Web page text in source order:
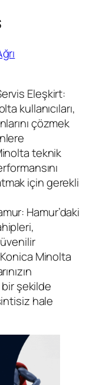
Eleşkirt:
kullanıcıları,
çözmek
teknik
için gerekli
Hamur’daki
Minolta
bir şekilde
hale